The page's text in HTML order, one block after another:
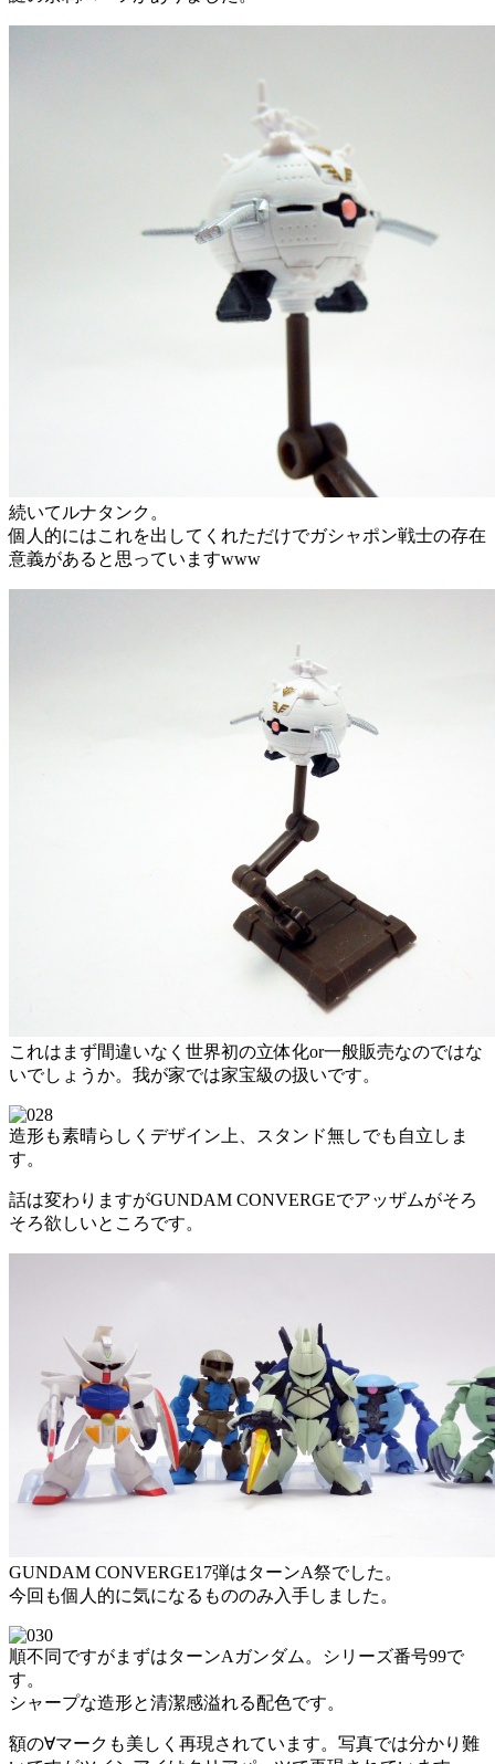
続いてルナタンク。
個人的にはこれを出してくれただけでガシャポン戦士の存在
意義があると思っていますwww
これはまず間違いなく世界初の立体化or一般販売なのではな
いでしょうか。我が家では家宝級の扱いです。
造形も素晴らしくデザイン上、スタンド無しでも自立しま
す。
話は変わりますがGUNDAM CONVERGEでアッザムがそろ
そろ欲しいところです。
GUNDAM CONVERGE17弾はターンA祭でした。
今回も個人的に気になるもののみ入手しました。
順不同ですがまずはターンAガンダム。シリーズ番号99で
す。
シャープな造形と清潔感溢れる配色です。
額の∀マークも美しく再現されています。写真では分かり難